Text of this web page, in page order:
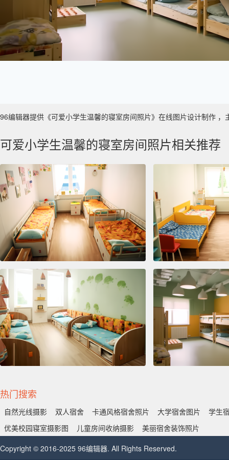
96编辑器提供《可爱小学生温馨的寝室房间照片》在线图片设计制作
可爱小学生温馨的寝室房间照片相关推荐
热门搜索
自然光线摄影 双人宿舍 卡通风格宿舍照片 大学宿舍图片
学生
优美校园寝室摄影图
儿童房间收纳摄影
美丽宿舍装饰照片
Copyright © 2016-2025 96编辑器. All Rights Reserved.